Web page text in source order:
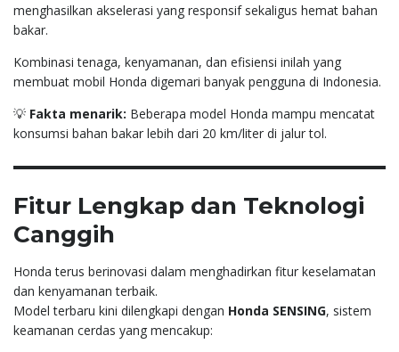
menghasilkan akselerasi yang responsif sekaligus hemat bahan
bakar.
Kombinasi tenaga, kenyamanan, dan efisiensi inilah yang
membuat mobil Honda digemari banyak pengguna di Indonesia.
💡 Fakta menarik: Beberapa model Honda mampu mencatat
konsumsi bahan bakar lebih dari 20 km/liter di jalur tol.
Fitur Lengkap dan Teknologi
Canggih
Honda terus berinovasi dalam menghadirkan fitur keselamatan
dan kenyamanan terbaik.
Model terbaru kini dilengkapi dengan Honda SENSING, sistem
keamanan cerdas yang mencakup: